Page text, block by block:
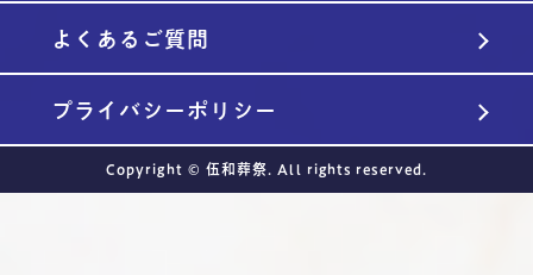
よくあるご質問
プライバシーポリシー
Copyright © 伍和葬祭. All rights reserved.